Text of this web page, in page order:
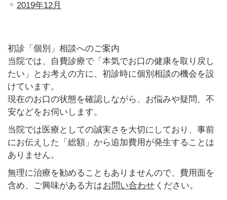
2019年12月
初診「個別」相談へのご案内
当院では、自費診療で「本気でお口の健康を取り戻し
たい」とお考えの方に、初診時に個別相談の機会を設
けています。
現在のお口の状態を確認しながら、お悩みや疑問、不
安などをお伺いします。
当院では医療としての誠実さを大切にしており、事前
にお伝えした「総額」から追加費用が発生することは
ありません。
無理に治療を勧めることもありませんので、費用面を
含め、ご興味がある方はお問い合わせ ください。